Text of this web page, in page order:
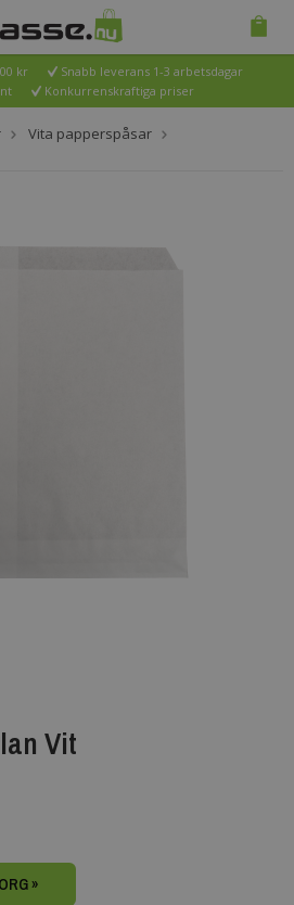
kr
Snabb leverans 1-3 arbetsdagar
Konkurrenskraftiga priser
Vita papperspåsar
Vit
»